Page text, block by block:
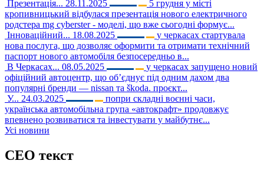
Презентація... 28.11.2025
5 грудня у місті
кропивницький відбулася презентація нового електричного
родстера mg cyberster - моделі, що вже сьогодні формує...
Інноваційний... 18.08.2025
у черкасах стартувала
нова послуга, що дозволяє оформити та отримати технічний
паспорт нового автомобіля безпосередньо в...
В Черкасах... 08.05.2025
у черкасах запущено новий
офіційний автоцентр, що об’єднує під одним дахом два
популярні бренди — nissan та škoda. проєкт...
У... 24.03.2025
попри складні воєнні часи,
українська автомобільна група «автокрафт» продовжує
впевнено розвиватися та інвестувати у майбутнє...
Усі новини
CEO текст